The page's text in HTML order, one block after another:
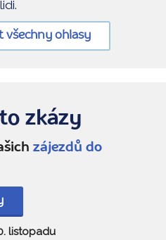
všechny ohlasy
zkázy
zájezdů do
listopadu